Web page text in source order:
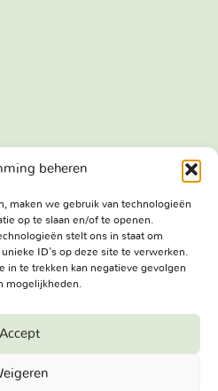
beheren
maken we gebruik van technologieën
op te slaan en/of te openen.
stelt ons in staat om
ID's op deze site te verwerken.
in te trekken kan negatieve gevolgen
mogelijkheden.
Accept